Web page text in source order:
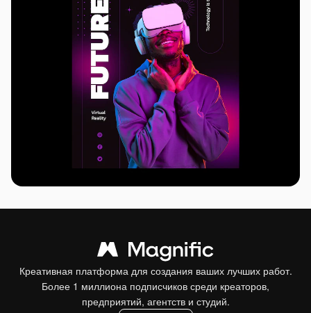
Креативная платформа для создания ваших лучших работ.
Более 1 миллиона подписчиков среди креаторов,
предприятий, агентств и студий.